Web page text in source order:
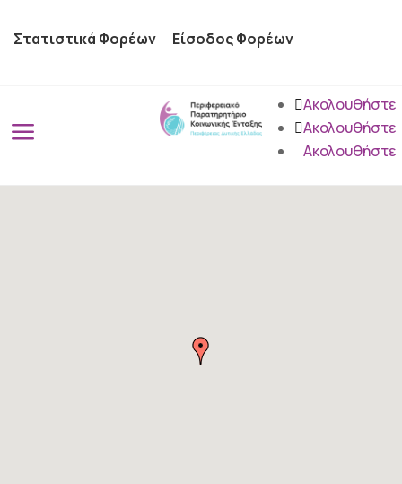
Στατιστικά Φορέων Είσοδος Φορέων
a
Ακολουθήστε
Ακολουθήστε
Ακολουθήστε